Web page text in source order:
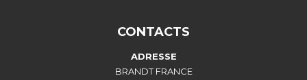
CONTACTS
ADRESSE
BRANDT FRANCE